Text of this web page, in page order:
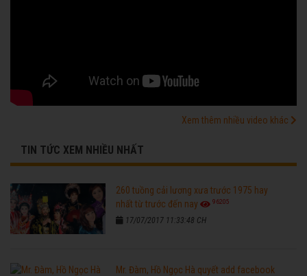
Xem thêm nhiều video khác
TIN TỨC XEM NHIỀU NHẤT
260 tuồng cải lương xưa trước 1975 hay
nhất từ trước đến nay
96205
17/07/2017 11:33:48 CH
Mr. Đàm, Hồ Ngọc Hà quyết add facebook